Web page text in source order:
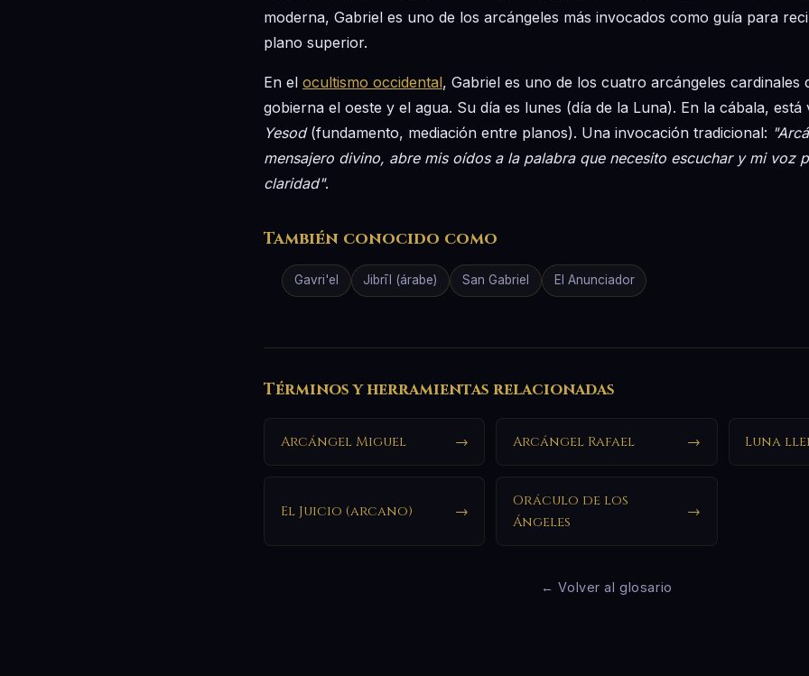
moderna, Gabriel es uno de los arcángeles más invocados como guía para
plano superior.
En el ocultismo occidental, Gabriel es uno de los cuatro arcángeles cardinales
gobierna el oeste y el agua. Su día es lunes (día de la Luna). En la cábala,
Yesod(fundamento, mediación entre planos). Una invocación tradicional:
mensajero divino, abre mis oídos a la palabra que necesito escuchar y mi voz
claridad".
También conocido como
Gavri'el Jibrīl (árabe) San Gabriel El Anunciador
Términos y herramientas relacionadas
Arcángel Miguel → Arcángel Rafael → Luna
El Juicio (arcano) →
Oráculo de los
Ángeles
→
← Volver al glosario